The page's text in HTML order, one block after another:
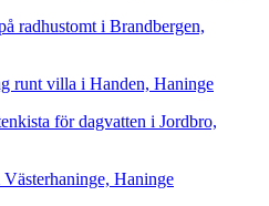
radhustomt i Brandbergen,
runt villa i Handen, Haninge
för dagvatten i Jordbro,
Haninge